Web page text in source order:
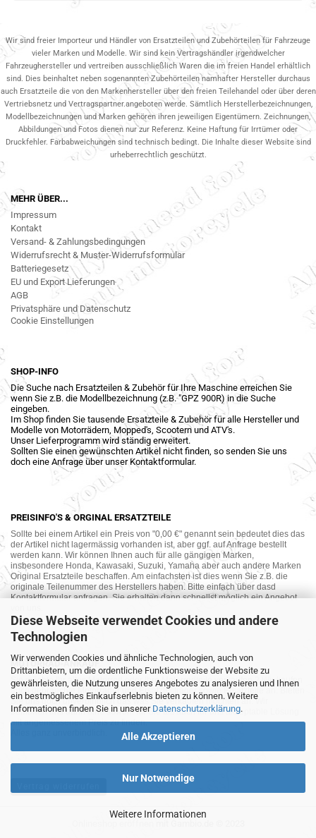
Diese Webseite verwendet Cookies und andere
Technologien
Wir verwenden Cookies und ähnliche Technologien, auch von
Drittanbietern, um die ordentliche Funktionsweise der Website zu
gewährleisten, die Nutzung unseres Angebotes zu analysieren und Ihnen
ein bestmögliches Einkaufserlebnis bieten zu können. Weitere
Informationen finden Sie in unserer Datenschutzerklärung.
Alle Akzeptieren
Nur Notwendige
Weitere Informationen
Wir sind freier Importeur und Händler von Ersatzteilen und Zubehörteilen für Fahrzeuge
vieler Marken und Modelle. Wir sind kein Vertragshändler irgendwelcher
Fahrzeughersteller und vertreiben ausschließlich Waren die im freien Handel erhältlich
sind. Dies beinhaltet neben sogenannten Zubehörteilen namhafter Hersteller durchaus
auch Ersatzteile die von den Markenhersteller über den freien Teilehandel oder über deren
Vertriebsnetz und Vertragspartner.angeboten werde. Sämtlich Herstellerbezeichnungen,
Modellbezeichnungen und Marken gehören ihren jeweiligen Eigentümern. Zeichnungen,
Abbildungen und Fotos dienen nur zur Referenz. Keine Haftung für Irrtümer oder
Druckfehler. Farbabweichungen sind technisch bedingt. Die Inhalte dieser Website sind
urheberrechtlich geschützt.
MEHR ÜBER...
Impressum
Kontakt
Versand- & Zahlungsbedingungen
Widerrufsrecht & Muster-Widerrufsformular
Batteriegesetz
EU und Export Lieferungen
AGB
Privatsphäre und Datenschutz
Cookie Einstellungen
SHOP-INFO
Die Suche nach Ersatzteilen & Zubehör für Ihre Maschine erreichen Sie
wenn Sie z.B. die Modellbezeichnung (z.B. "GPZ 900R) in die Suche
eingeben.
Im Shop finden Sie tausende Ersatzteile & Zubehör für alle Hersteller und
Modelle von Motorrädern, Mopped's, Scootern und ATV's.
Unser Lieferprogramm wird ständig erweitert.
Sollten Sie einen gewünschten Artikel nicht finden, so senden Sie uns
doch eine Anfrage über unser Kontaktformular.
PREISINFO'S & ORGINAL ERSATZTEILE
Sollte bei einem Artikel ein Preis von "0,00 €" genannt sein bedeutet dies das
der Artikel nicht lagermässig vorhanden ist, aber ggf. auf Anfrage bestellt
werden kann. Wir können Ihnen auch für alle gängigen Marken,
insbesondere Honda, Kawasaki, Suzuki, Yamaha aber auch andere Marken
Original Ersatzteile beschaffen. Am einfachsten ist dies wenn Sie z.B. die
originale Teilenummer des Herstellers haben. Bitte einfach über dasd
Kontaktformular anfragen. Sie erhalten dann schnellst möglich ein Angebot
MOTORRAD-ANKAUF
Sie möchte Ihr altes Motorrad oder Ihre Motorradteile verkaufen ? Wir kaufen
auch gebrauchte Motorräder und Ersatzteilträger sowie Ersatzteile an. Bieten
Sie uns doch unverbindlich das was Sie verkaufen möchten an. Wir
bemühen uns dann eine sowohl für Sie als auch für uns akzeptable Lösung
mit angemessenem Preis zu finden.